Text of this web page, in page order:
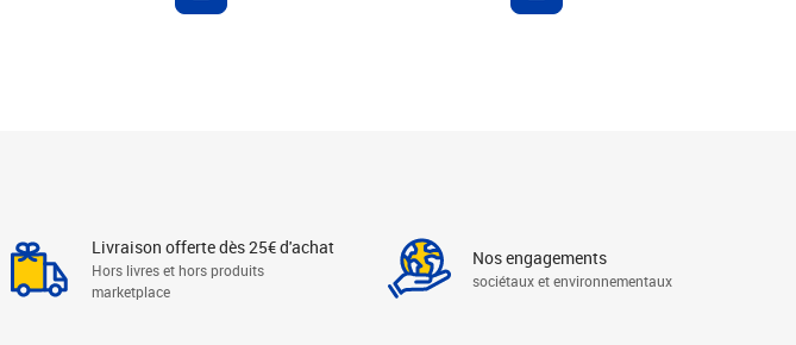
Livraison offerte dès 25€ d'achat
Hors livres et hors produits
marketplace
Nos engagements
sociétaux et environnementaux